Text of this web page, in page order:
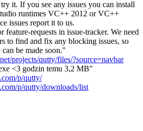
it. If you see any issues you can install
runtimes VC++ 2012 or VC++
issues report it to us.
feature-requests in issue-tracker. We need
to find and fix any blocking issues, so
can be made soon."
projects/qutty/files/?source=navbar
<3 godzin temu 3,2 MB"
p/qutty/
p/qutty/downloads/list